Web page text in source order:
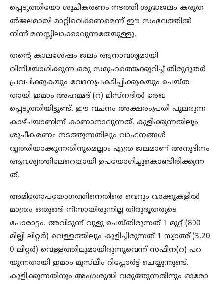
പ്പെടുത്തിയോ ശുചീകരണം നടത്തി ശുദ്ധജലം കരുത
ല്‍ജലമായി മാറ്റിവെക്കണമെന്ന് ഈ സംഭവത്തില്‍
നിന്ന് മനസ്സിലാക്കാവുന്നതേയുള്ളൂ.
തന്റെ കാലശേഷം ജലം ആനാവശ്യമായി
വിനിയോഗിക്കുന്ന ഒരു സമൂഹത്തെക്കുറിച്ച് തിരുദൂതര്‍
പ്രവചിക്കുകയും വേദനപ്രകടിപ്പിക്കുകയും ചെയ്ത
തായി ഇമാം അഹമ്മദ് (റ) മിസ്‌നദില്‍ രേഖ
പ്പെടുത്തിയിട്ടുണ്ട്. ഈ വചനം അക്ഷരംപ്രതി പുലരുന്ന
കാഴ്ചയാണിന്ന് കാണാനാവുന്നത്. കുളിക്കുന്നതിലും
ശുചീകരണം നടത്തുന്നതിലും വാഹനങ്ങള്‍
വൃത്തിയാക്കുന്നതിനുമെല്ലാം എത്ര ജലമാണ് അനുദിനം
ആവശ്യത്തിലേറെയായി ഉപയോഗിച്ചുകൊണ്ടിരിക്കുന്ന
ത്.
അമിതോപയോഗത്തിനെതിരെ വെറും വാക്കുകളില്‍
മാത്രം ഒതുങ്ങി നിന്നായിരുന്നില്ല തിരുദൂതരുടെ
പോരാട്ടം. അവിടുന്ന് വുളു ചെയ്തിരുന്നത് 1 മുദ്ദ് (800
മില്ലി ലിറ്റര്‍) വെള്ളത്തിലും കുളിച്ചിരുന്നത് 1 സ്വാഅ് (3.20
0 ലിറ്റര്‍) വെള്ളത്തിലുമായിരുന്നുവെന്ന് സഫീന(റ) പറ
യുന്നതായി ഇമാം മുസ്‌ലീം റിപ്പോര്‍ട്ട് ചെയ്യുന്നുണ്ട്.
കുളിക്കുന്നതിനും അംഗശുദ്ധി വരുത്തുന്നതിനും ഓരോ